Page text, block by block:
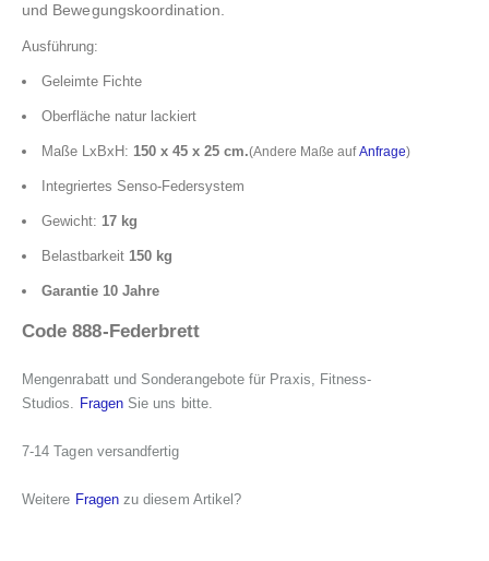
und Bewegungskoordination.
Ausführung:
Geleimte Fichte
Oberfläche natur lackiert
Maße LxBxH: 150 x 45 x 25 cm.(Andere Maße aufAnfrage)
Integriertes Senso-Federsystem
Gewicht: 17 kg
Belastbarkeit 150 kg
Garantie 10 Jahre
Code 888-Federbrett
Mengenrabatt und Sonderangebote für Praxis, Fitness-
Studios. FragenSie uns bitte.
7-14 Tagen versandfertig
Weitere Fragenzu diesem Artikel?